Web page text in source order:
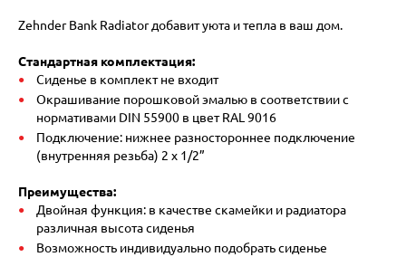
Zehnder Bank Radiator добавит уюта и тепла в ваш дом.
Стандартная комплектация:
Сиденье в комплект не входит
Окрашивание порошковой эмалью в соответствии с
нормативами DIN 55900 в цвет RAL 9016
Подключение: нижнее разностороннее подключение
(внутренняя резьба) 2 х 1/2”
Преимущества:
Двойная функция: в качестве скамейки и радиатора
различная высота сиденья
Возможность индивидуально подобрать сиденье